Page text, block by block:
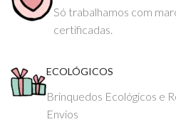
Só trabalhamos com
certificadas.
ECOLÓGICOS
Brinquedos Ecológicos e
Envios